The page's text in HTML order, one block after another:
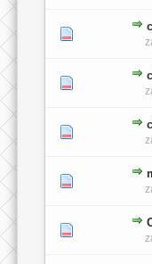
0 głosów - średnia 1
0 głosów - średnia 1
0 głosów - średnia 1
0 głosów - średnia 1
0 głosów - średnia